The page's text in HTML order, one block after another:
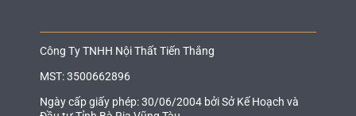
Công Ty TNHH Nội Thất Tiến Thắng
MST: 3500662896
Ngày cấp giấy phép: 30/06/2004 bởi Sở Kế Hoạch và